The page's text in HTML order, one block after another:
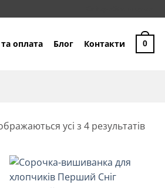
оплата Блог Контакти 0
усі з 4 результатів